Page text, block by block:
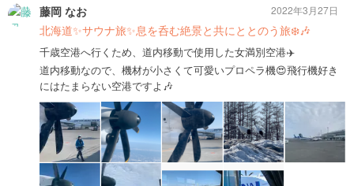
藤岡 なお
北海道✨サウナ旅✨息を呑む絶景と共にととのう旅❄️🎶
千歳空港へ行くため、道内移動で使用した女満別空港✈️
道内移動なので、機材が小さくて可愛いプロペラ機😍飛行機好き
にはたまらない空港ですよ🎶
2022年3月27日